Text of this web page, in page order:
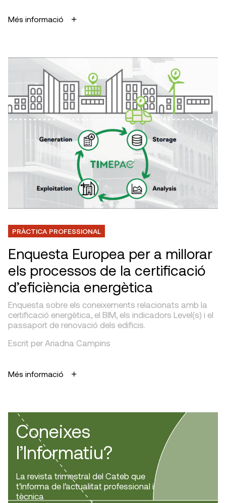
Més informació
PRÀCTICA PROFESSIONAL
Enquesta Europea per a millorar
els processos de la certificació
d’eficiència energètica
Enquesta sobre els coneixements relacionats amb la
certificació energètica, el BIM, els indicadors Level(s) i el
passaport de renovació dels edificis.
Escrit per Ariadna Campins
Més informació
Coneixes
l’Informatiu?
La revista trimestral del Cateb que
t’informa de l’actualitat professional i
tècnica